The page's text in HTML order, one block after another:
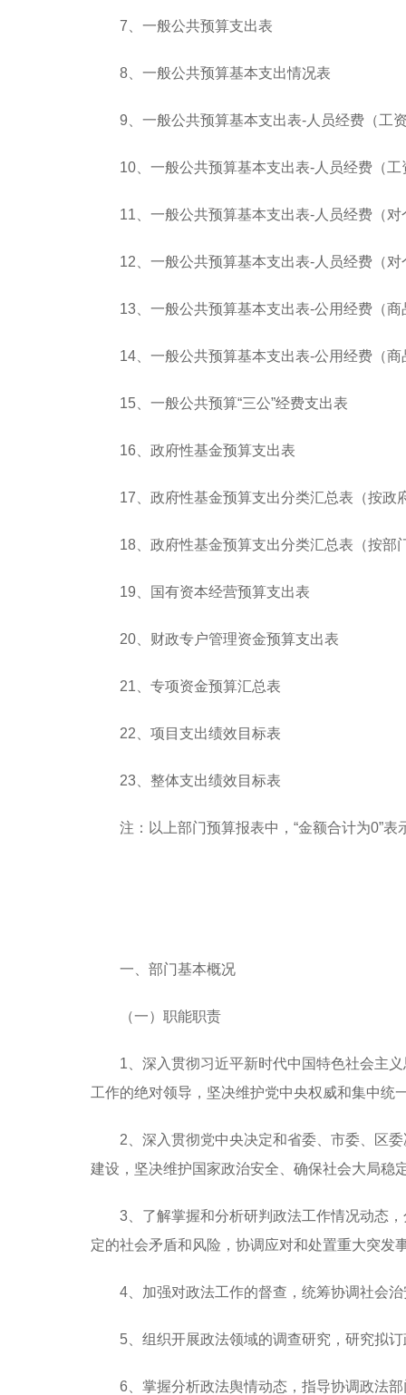
7、一般公共预算支出表
8、一般公共预算基本支出情况表
9、一般公共预算基本支出表-人员经费（工
10、一般公共预算基本支出表-人员经费（
11、一般公共预算基本支出表-人员经费（
12、一般公共预算基本支出表-人员经费（
13、一般公共预算基本支出表-公用经费（
14、一般公共预算基本支出表-公用经费（
15、一般公共预算“三公”经费支出表
16、政府性基金预算支出表
17、政府性基金预算支出分类汇总表（按政
18、政府性基金预算支出分类汇总表（按部
19、国有资本经营预算支出表
20、财政专户管理资金预算支出表
21、专项资金预算汇总表
22、项目支出绩效目标表
23、整体支出绩效目标表
注：以上部门预算报表中，“金额合计为0”
一、部门基本概况
（一）职能职责
1、深入贯彻习近平新时代中国特色社会主
工作的绝对领导，坚决维护党中央权威和集中统
2、深入贯彻党中央决定和省委、市委、区
建设，坚决维护国家政治安全、确保社会大局稳
3、了解掌握和分析研判政法工作情况动态
定的社会矛盾和风险，协调应对和处置重大突发
4、加强对政法工作的督查，统筹协调社会
5、组织开展政法领域的调查研究，研究拟
6、掌握分析政法舆情动态，指导协调政法